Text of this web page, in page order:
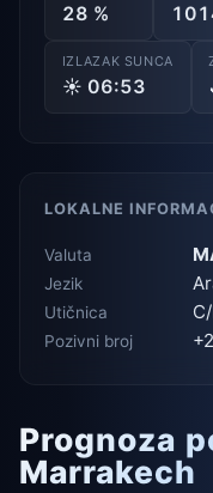
28 %
IZLAZAK SUNCA
☀ 06:53
LOKALNE
Valuta
Jezik
Utičnica
Pozivni broj
Prognoza
Marrakech